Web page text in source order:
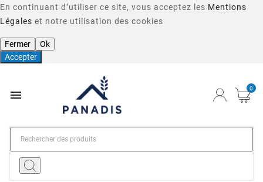
En continuant d’utiliser ce site, vous acceptez les Mentions
Légales et notre utilisation des cookies
Fermer
Ok
Accepter
 0